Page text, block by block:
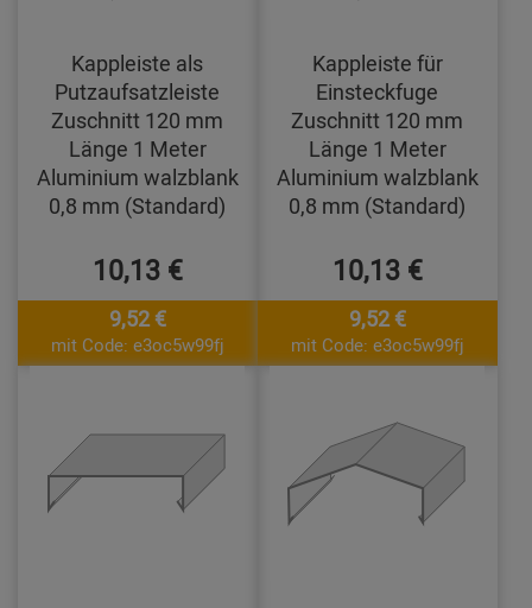
Kappleiste als
Putzaufsatzleiste
Zuschnitt 120 mm
Länge 1 Meter
Aluminium walzblank
0,8 mm (Standard)
10,13 €
9,52 €
mit Code: e3oc5w99fj
Kappleiste für
Einsteckfuge
Zuschnitt 120 mm
Länge 1 Meter
Aluminium walzblank
0,8 mm (Standard)
10,13 €
9,52 €
mit Code: e3oc5w99fj